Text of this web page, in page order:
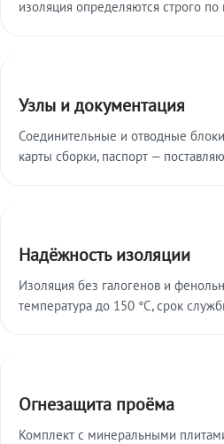
изоляция определяются строго по
Узлы и документация
Соединительные и отводные
карты сборки, паспорт —
Надёжность изоляции
Изоляция без галогенов и
температура до 150 °C, срок
Огнезащита проёма
Комплект с минеральными